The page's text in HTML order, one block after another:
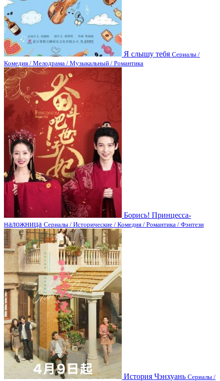
Я слышу тебя Сериалы /
Комедия / Мелодрама / Музыкальный / Романтика
Борись! Принцесса-
наложница Сериалы / Исторические / Комедия / Романтика / Фэнтези
История Чэнхуань Сериалы /